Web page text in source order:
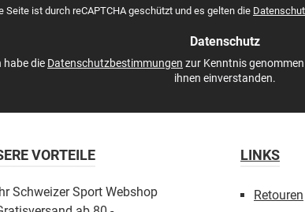
*
Seite ist durch reCAPTCHA geschützt und es gelten die
Datenschutz
habe die Datenschutzbestimmungen zur Kenntnis
ihnen einverstanden.
VORTEILE
Ihr Schweizer Sport Webshop
LINKS
Retouren